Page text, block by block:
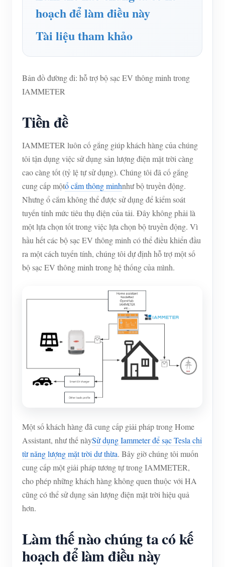
Trình mô phỏng IAMMETER
Hệ thống dự báo và mô phỏng năng lượng
Màn hình năng lượng hệ thống PV năng lượng mặt
Màn hình sử dụng điện
Hệ thống điều khiển máy sưởi PV
Tự động hóa gia đình
Giám sát năng lượng nhà máy
Cửa hàng
Khởi động nhanh sản phẩm
Tài liệu
Video hướng dẫn
Câu hỏi thường gặp
Tin tức
Cộng đồng
Nhà phát triển
Khám phá
Chương trình khen thưởng
Tiếp xúc
Về chúng tôi
hoạch để làm điều này
Tài liệu tham khảo
Bản đồ đường đi: hỗ trợ bộ sạc EV thông minh trong
IAMMETER
Tiền đề
IAMMETER luôn cố gắng giúp khách hàng của chúng
tôi tận dụng việc sử dụng sản lượng điện mặt trời càng
cao càng tốt (tỷ lệ tự sử dụng). Chúng tôi đã cố gắng
cung cấp mộtổ cắm thông minhnhư bộ truyền động.
Nhưng ổ cắm không thể được sử dụng để kiểm soát
tuyến tính mức tiêu thụ điện của tải. Đây không phải là
một lựa chọn tốt trong việc lựa chọn bộ truyền động. Vì
hầu hết các bộ sạc EV thông minh có thể điều khiển đầu
ra một cách tuyến tính, chúng tôi dự định hỗ trợ một số
bộ sạc EV thông minh trong hệ thống của mình.
Một số khách hàng đã cung cấp giải pháp trong Home
Assistant, như thế nàySử dụng Iammeter để sạc Tesla chỉ
từ năng lượng mặt trời dư thừa. Bây giờ chúng tôi muốn
cung cấp một giải pháp tương tự trong IAMMETER,
cho phép những khách hàng không quen thuộc với HA
cũng có thể sử dụng sản lượng điện mặt trời hiệu quả
hơn.
Làm thế nào chúng ta có kế
hoạch để làm điều này